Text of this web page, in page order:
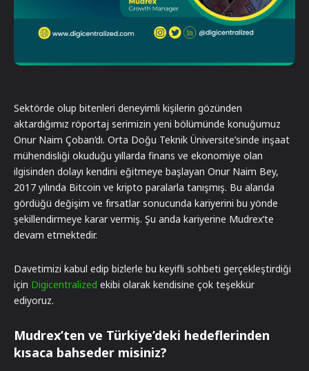
Sektörde olup bitenleri deneyimli kişilerin gözünden
aktardığımız röportaj serimizin yeni bölümünde konuğumuz
Onur Naim Çoban’dı. Orta Doğu Teknik Üniversite’sinde inşaat
mühendisliği okuduğu yıllarda finans ve ekonomiye olan
ilgisinden dolayı kendini eğitmeye başlayan Onur Naim Bey,
2017 yılında Bitcoin ve kripto paralarla tanışmış. Bu alanda
gördüğü değişim ve fırsatlar sonucunda kariyerini bu yönde
şekillendirmeye karar vermiş. Şu anda kariyerine Mudrex’te
devam etmektedir.
Davetimizi kabul edip bizlerle bu keyifli sohbeti gerçekleştirdiği
için Digicentralized ekibi olarak kendisine çok teşekkür
ediyoruz.
Mudrex’ten ve Türkiye’deki hedeflerinden
kısaca bahseder misiniz?